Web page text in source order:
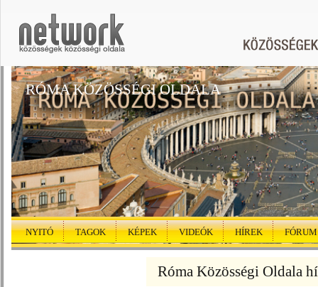
RÓMA KÖZÖSSÉGI OLDALA
NYITÓ TAGOK KÉPEK VIDEÓK HÍREK FÓRUM
Róma Közösségi Oldala